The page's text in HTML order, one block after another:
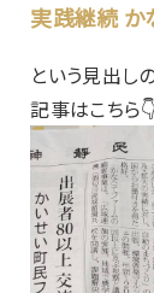
実践継続 か
という見出し
記事はこちら👇